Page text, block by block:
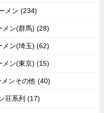
メン (234)
メン(群馬) (28)
メン(埼玉) (62)
メン(東京) (15)
ンその他 (40)
荘系列 (17)